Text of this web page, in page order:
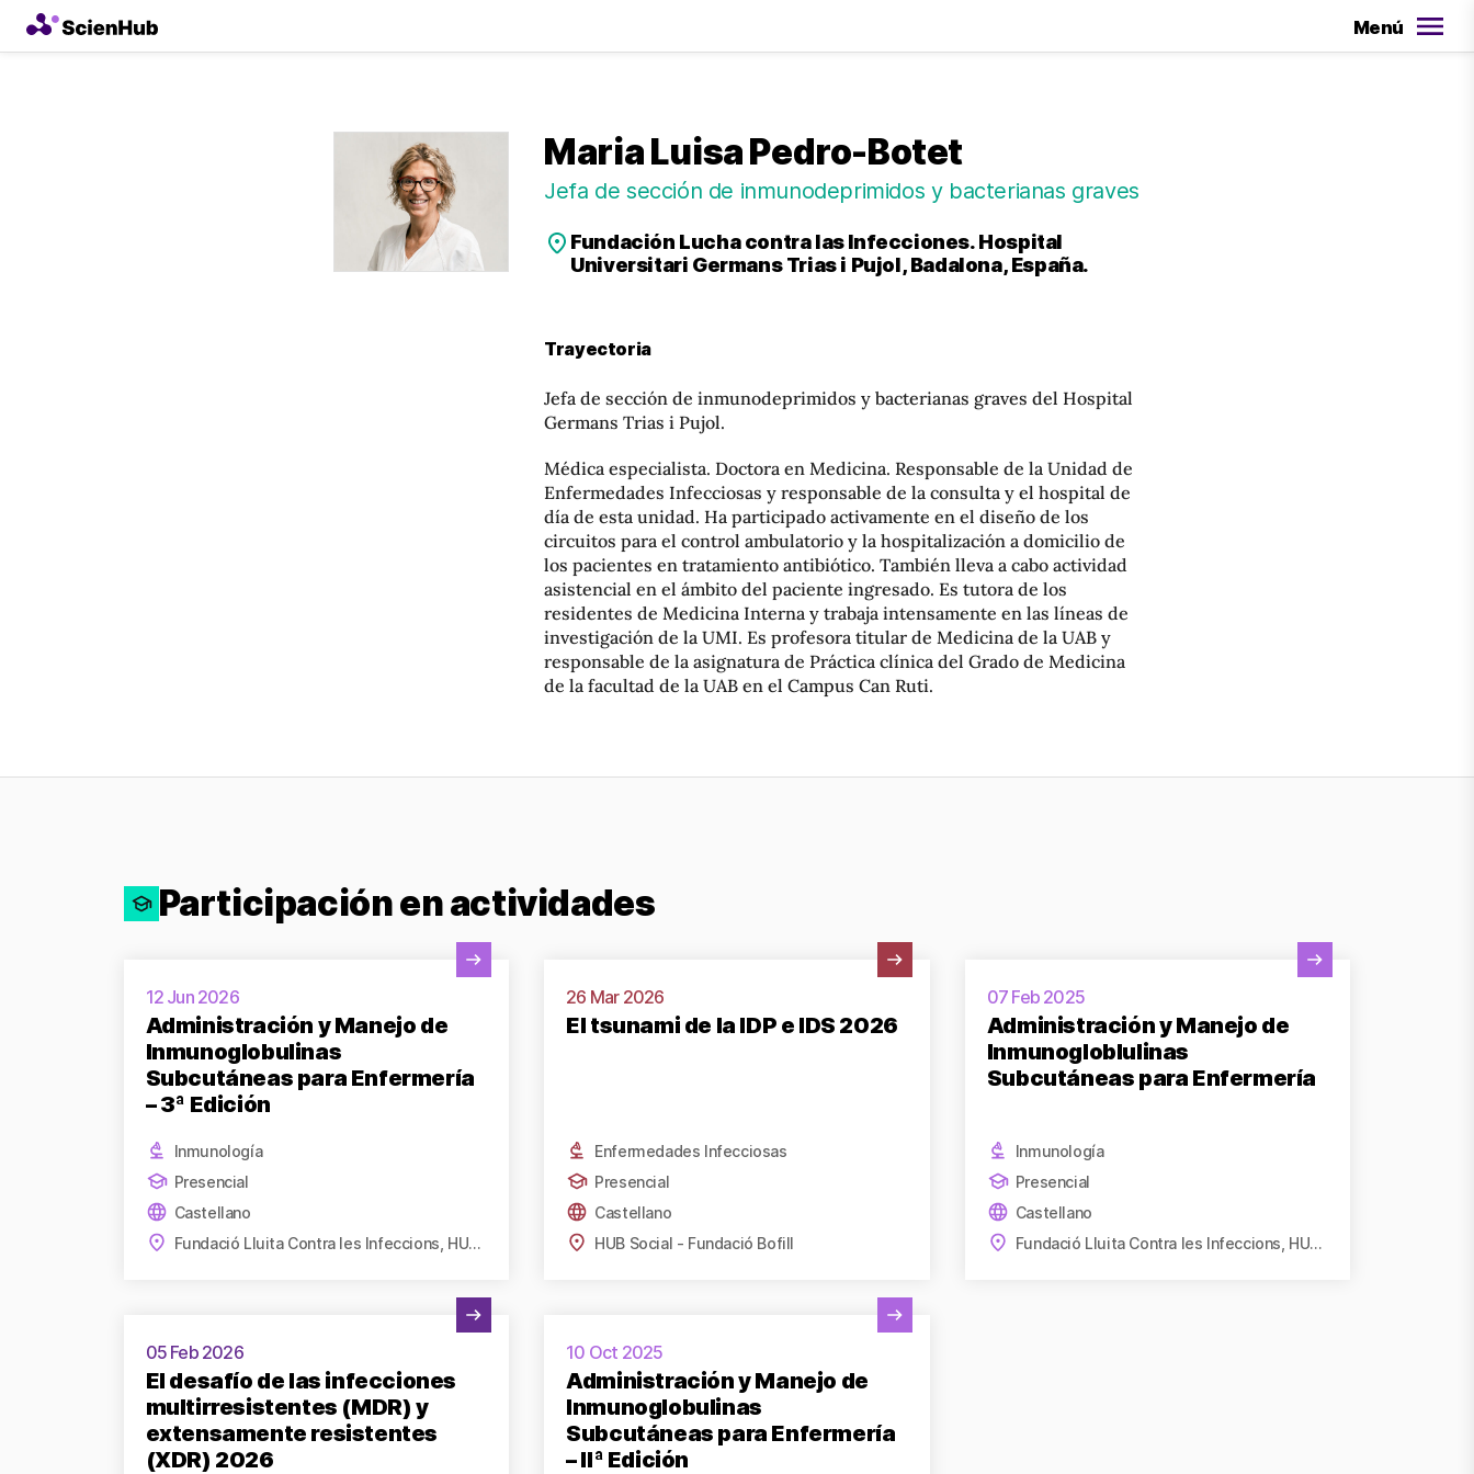
Menú
Maria Luisa Pedro-Botet
Jefa de sección de inmunodeprimidos y bacterianas graves
Fundación Lucha contra las Infecciones. Hospital
Universitari Germans Trias i Pujol, Badalona, España.
Trayectoria
Jefa de sección de inmunodeprimidos y bacterianas graves del Hospital
Germans Trias i Pujol.
Médica especialista. Doctora en Medicina. Responsable de la Unidad de
Enfermedades Infecciosas y responsable de la consulta y el hospital de
día de esta unidad. Ha participado activamente en el diseño de los
circuitos para el control ambulatorio y la hospitalización a domicilio de
los pacientes en tratamiento antibiótico. También lleva a cabo actividad
asistencial en el ámbito del paciente ingresado. Es tutora de los
residentes de Medicina Interna y trabaja intensamente en las líneas de
investigación de la UMI. Es profesora titular de Medicina de la UAB y
responsable de la asignatura de Práctica clínica del Grado de Medicina
de la facultad de la UAB en el Campus Can Ruti.
Participación en actividades
12 Jun 2026
Administración y Manejo de
Inmunoglobulinas
Subcutáneas para Enfermería
– 3ª Edición
Inmunología
Presencial
Castellano
Fundació Lluita Contra les Infeccions, HUGTiP
26 Mar 2026
El tsunami de la IDP e IDS 2026
Enfermedades Infecciosas
Presencial
Castellano
HUB Social - Fundació Bofill
07 Feb 2025
Administración y Manejo de
Inmunogloblulinas
Subcutáneas para Enfermería
Inmunología
Presencial
Castellano
Fundació Lluita Contra les Infeccions, HUGTiP
05 Feb 2026
El desafío de las infecciones
multirresistentes (MDR) y
extensamente resistentes
(XDR) 2026
10 Oct 2025
Administración y Manejo de
Inmunoglobulinas
Subcutáneas para Enfermería
– IIª Edición